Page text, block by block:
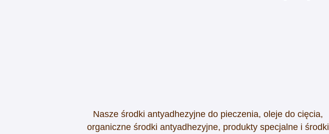
Nasze środki antyadhezyjne do pieczenia, oleje do cięcia,
organiczne środki antyadhezyjne, produkty specjalne i środki